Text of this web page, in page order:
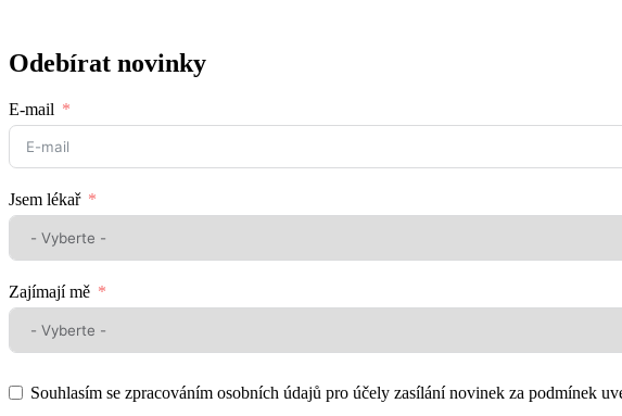
Odebírat novinky
E-mail
Jsem lékař
Zajímají mě
Souhlasím se zpracováním osobních údajů pro účely zasílání novinek za podmínek